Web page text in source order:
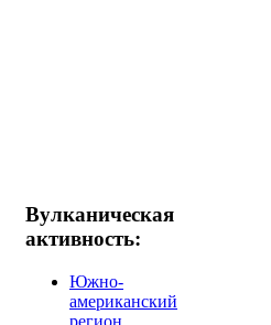
Вулканическая
активность:
Южно-
американский